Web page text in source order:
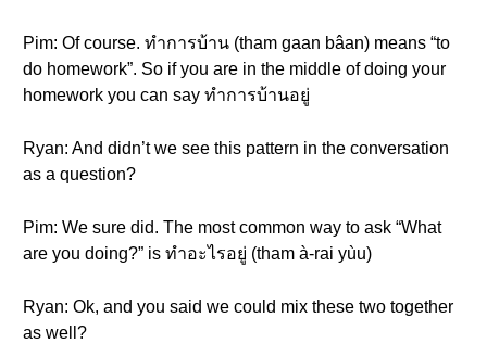
Pim: Of course. ทำการบ้าน (tham gaan bâan) means “to
do homework”. So if you are in the middle of doing your
homework you can say ทำการบ้านอยู่
Ryan: And didn’t we see this pattern in the conversation
as a question?
Pim: We sure did. The most common way to ask “What
are you doing?” is ทำอะไรอยู่ (tham à-rai yùu)
Ryan: Ok, and you said we could mix these two together
as well?